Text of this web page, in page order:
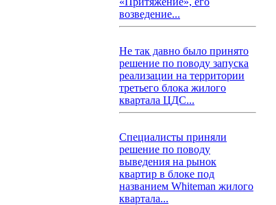
возведение...
Не так давно было принято
решение по поводу запуска
реализации на территории
третьего блока жилого
квартала ЦДС...
Специалисты приняли
решение по поводу
выведения на рынок
квартир в блоке под
названием Whiteman жилого
квартала...